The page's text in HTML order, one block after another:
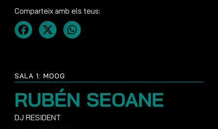
SALA 1: MOOG
RUBÉN SEOANE
Comparteix amb els teus: